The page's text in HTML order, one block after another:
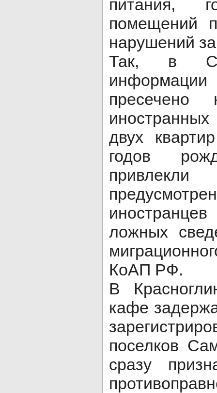
питания,
помещений
нарушений
Так, в
информации
пресечено
двух
годов
ложных
КоАП РФ.
В
кафе
поселков
сразу